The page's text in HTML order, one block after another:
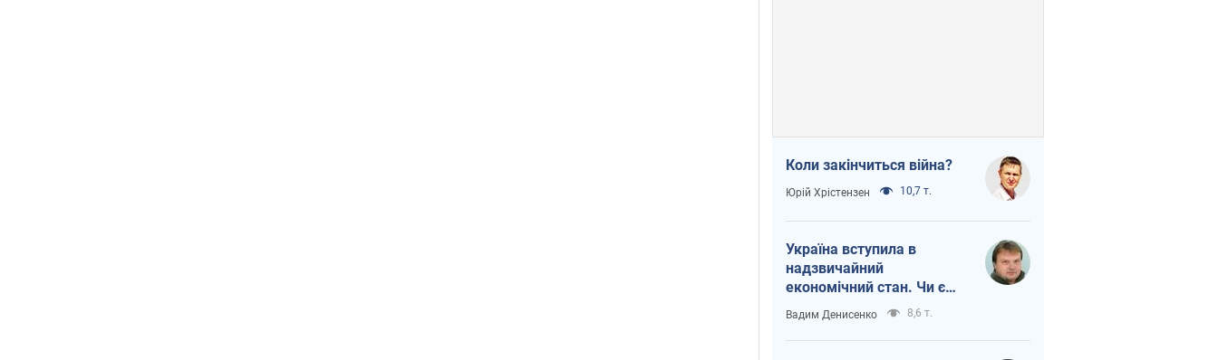
Коли закінчиться війна?
Юрій Хрістензен 10,7 т.
Україна вступила в
надзвичайний
економічний стан. Чи є
світло вкінці тунелю?
Вадим Денисенко 8,6 т.